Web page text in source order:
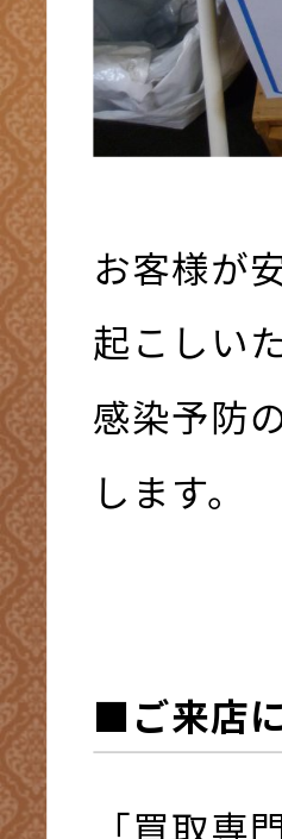
お客様が
起こしい
感染予防
します。
■ご来店
「買取専